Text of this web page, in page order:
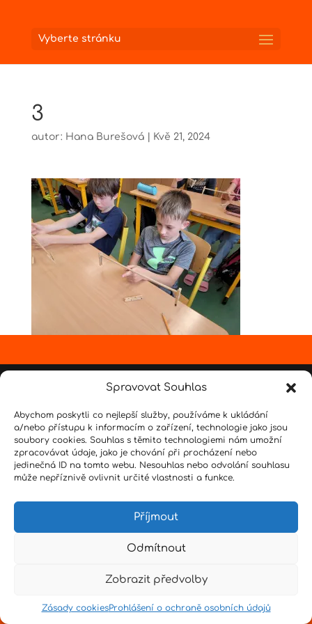
Spravovat Souhlas
Abychom poskytli co nejlepší služby, používáme k ukládání
a/nebo přístupu k informacím o zařízení, technologie jako jsou
soubory cookies. Souhlas s těmito technologiemi nám umožní
zpracovávat údaje, jako je chování při procházení nebo
jedinečná ID na tomto webu. Nesouhlas nebo odvolání souhlasu
může nepříznivě ovlivnit určité vlastnosti a funkce.
Příjmout
Odmítnout
Zobrazit předvolby
Zásady cookiesProhlášení o ochraně osobních údajů
Vyberte stránku
3
autor: Hana Burešová| Kvě 21, 2024
Senpai| Hvězdné psaní